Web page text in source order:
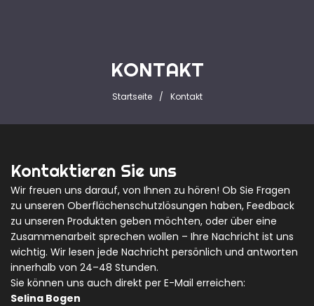
KONTAKT
Startseite Kontakt
Kontaktieren Sie uns
Wir freuen uns darauf, von Ihnen zu hören! Ob Sie Fragen
zu unseren Oberflächenschutzlösungen haben, Feedback
zu unseren Produkten geben möchten, oder über eine
Zusammenarbeit sprechen wollen – Ihre Nachricht ist uns
wichtig. Wir lesen jede Nachricht persönlich und antworten
innerhalb von 24–48 Stunden.
Sie können uns auch direkt per E-Mail erreichen:
Selina Bogen